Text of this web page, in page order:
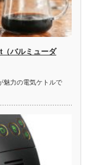
バルミューダ
魅力の電気ケトルで